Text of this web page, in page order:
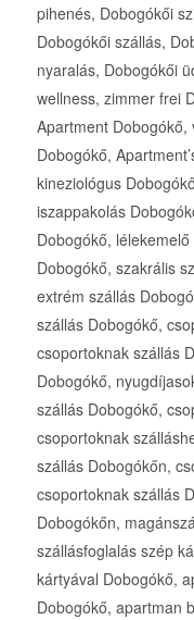
pihenés, Dobogókői
Dobogókői szállás,
nyaralás, Dobogókői
wellness, zimmer frei
Apartment
Dobogókő,
kineziológus
iszappakolás
Dobogókő,
Dobogókő, szakrális
extrém szállás
szállás Dobogókő,
csoportoknak szállás
Dobogókő,
szállás Dobogókő,
csoportoknak
szállás Dobogókőn,
csoportoknak szállás
Dobogókőn,
szállásfoglalás szép
kártyával Dobogókő,
Dobogókő, apartman